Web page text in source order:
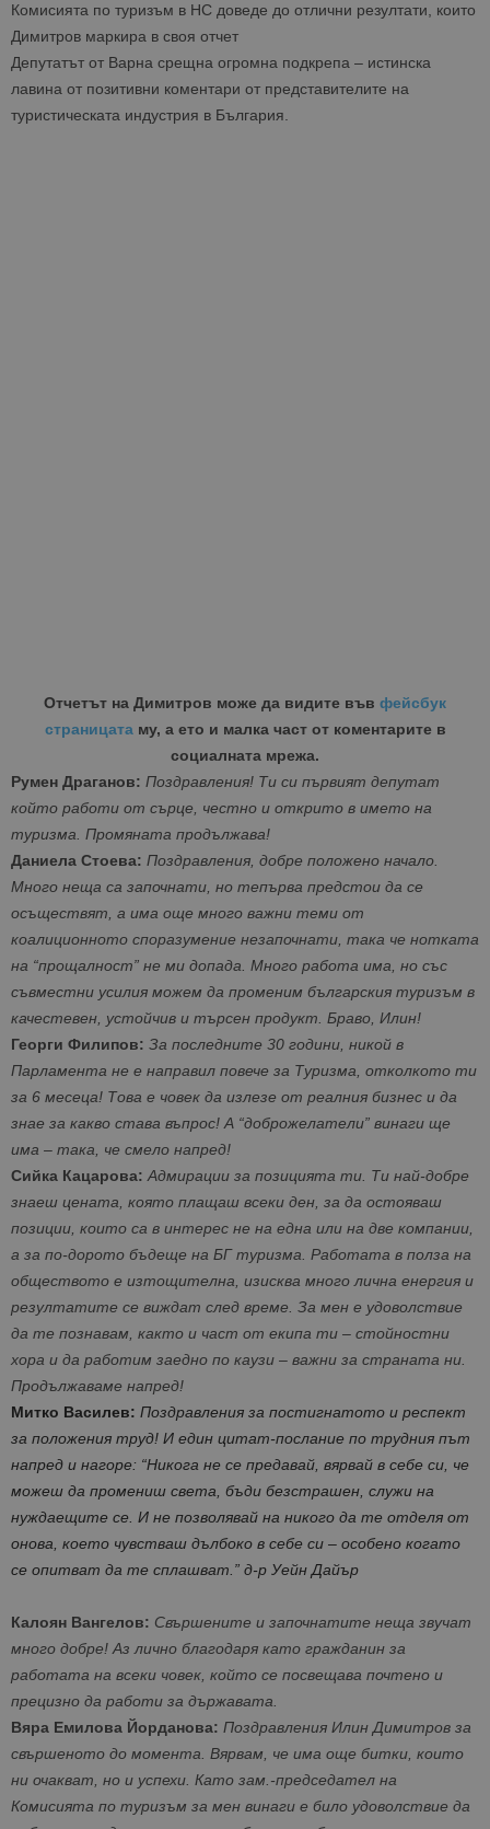
Комисията по туризъм в НС доведе до отлични резултати, които
Димитров маркира в своя отчет
Депутатът от Варна срещна огромна подкрепа – истинска
лавина от позитивни коментари от представителите на
туристическата индустрия в България.
Отчетът на Димитров може да видите във фейсбук
страницатаму, а ето и малка част от коментарите в
социалната мрежа.
Румен Драганов: Поздравления! Ти си първият депутат
който работи от сърце, честно и открито в името на
туризма. Промяната продължава!
Даниела Стоева: Поздравления, добре положено начало.
Много неща са започнати, но тепърва предстои да се
осъществят, а има още много важни теми от
коалиционното споразумение незапочнати, така че нотката
на “прощалност” не ми допада. Много работа има, но със
съвместни усилия можем да променим българския туризъм в
качестевен, устойчив и търсен продукт. Браво, Илин!
Георги Филипов: За последните 30 години, никой в
Парламента не е направил повече за Туризма, отколкото ти
за 6 месеца! Това е човек да излезе от реалния бизнес и да
знае за какво става въпрос! А “доброжелатели” винаги ще
има – така, че смело напред!
Сийка Кацарова: Адмирации за позицията ти. Ти най-добре
знаеш цената, която плащаш всеки ден, за да остояваш
позиции, които са в интерес не на една или на две компании,
а за по-дорото бъдеще на БГ туризма. Работата в полза на
обществото е изтощителна, изисква много лична енергия и
резултатите се виждат след време. За мен е удоволствие
да те познавам, както и част от екипа ти – стойностни
хора и да работим заедно по каузи – важни за страната ни.
Продължаваме напред!
Митко Василев: Поздравления за постигнатото и респект
за положения труд! И един цитат-послание по трудния път
напред и нагоре: “Никога не се предавай, вярвай в себе си, че
можеш да промениш света, бъди безстрашен, служи на
нуждаещите се. И не позволявай на никого да те отделя от
онова, което чувстваш дълбоко в себе си – особено когато
се опитват да те сплашват.” д-р Уейн Дайър
Калоян Вангелов: Свършените и започнатите неща звучат
много добре! Аз лично благодаря като гражданин за
работата на всеки човек, който се посвещава почтено и
прецизно да работи за държавата.
Вяра Емилова Йорданова: Поздравления Илин Димитров за
свършеното до момента. Вярвам, че има още битки, които
ни очакват, но и успехи. Като зам.-председател на
Комисията по туризъм за мен винаги е било удоволствие да